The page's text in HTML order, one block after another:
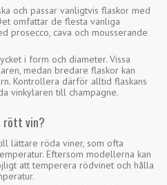
ska stå framme under hela
vinet vid den valda temperaturen
presentation på bordet.
°C
röda viner
och utekök
och uppladdningsbart batteri
och passar vanligtvis flaskor med
omfattar de flesta vanliga
prosecco, cava och mousserande
i form och diameter. Vissa
medan bredare flaskor kan
Kontrollera därför alltid flaskans
vinkylaren till champagne.
rött vin?
lättare röda viner, som ofta
Eftersom modellerna kan
att temperera rödvinet och hålla